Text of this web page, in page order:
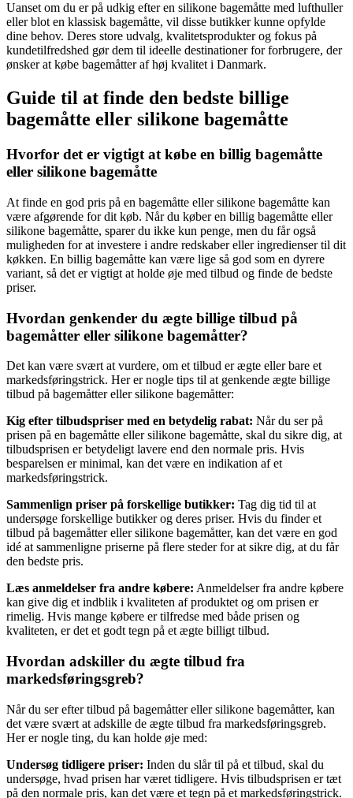
Uanset om du er på udkig efter en silikone bagemåtte med lufthuller
eller blot en klassisk bagemåtte, vil disse butikker kunne opfylde
dine behov. Deres store udvalg, kvalitetsprodukter og fokus på
kundetilfredshed gør dem til ideelle destinationer for forbrugere, der
ønsker at købe bagemåtter af høj kvalitet i Danmark.
Guide til at finde den bedste billige
bagemåtte eller silikone bagemåtte
Hvorfor det er vigtigt at købe en billig bagemåtte
eller silikone bagemåtte
At finde en god pris på en bagemåtte eller silikone bagemåtte kan
være afgørende for dit køb. Når du køber en billig bagemåtte eller
silikone bagemåtte, sparer du ikke kun penge, men du får også
muligheden for at investere i andre redskaber eller ingredienser til dit
køkken. En billig bagemåtte kan være lige så god som en dyrere
variant, så det er vigtigt at holde øje med tilbud og finde de bedste
priser.
Hvordan genkender du ægte billige tilbud på
bagemåtter eller silikone bagemåtter?
Det kan være svært at vurdere, om et tilbud er ægte eller bare et
markedsføringstrick. Her er nogle tips til at genkende ægte billige
tilbud på bagemåtter eller silikone bagemåtter:
Kig efter tilbudspriser med en betydelig rabat: Når du ser på
prisen på en bagemåtte eller silikone bagemåtte, skal du sikre dig, at
tilbudsprisen er betydeligt lavere end den normale pris. Hvis
besparelsen er minimal, kan det være en indikation af et
markedsføringstrick.
Sammenlign priser på forskellige butikker: Tag dig tid til at
undersøge forskellige butikker og deres priser. Hvis du finder et
tilbud på bagemåtter eller silikone bagemåtter, kan det være en god
idé at sammenligne priserne på flere steder for at sikre dig, at du får
den bedste pris.
Læs anmeldelser fra andre købere: Anmeldelser fra andre købere
kan give dig et indblik i kvaliteten af produktet og om prisen er
rimelig. Hvis mange købere er tilfredse med både prisen og
kvaliteten, er det et godt tegn på et ægte billigt tilbud.
Hvordan adskiller du ægte tilbud fra
markedsføringsgreb?
Når du ser efter tilbud på bagemåtter eller silikone bagemåtter, kan
det være svært at adskille de ægte tilbud fra markedsføringsgreb.
Her er nogle ting, du kan holde øje med:
Undersøg tidligere priser: Inden du slår til på et tilbud, skal du
undersøge, hvad prisen har været tidligere. Hvis tilbudsprisen er tæt
på den normale pris, kan det være et tegn på et markedsføringstrick.